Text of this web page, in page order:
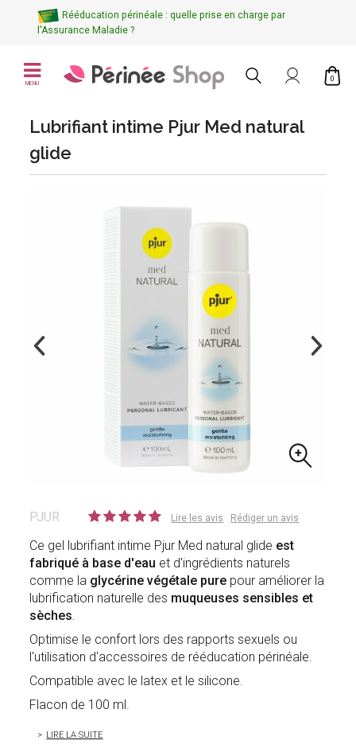
Rééducation périnéale : quelle prise en charge par
l'Assurance Maladie ?
MENU
0
Lubrifiant intime Pjur Med natural
glide
PJUR Lire les avis Rédiger un avis
Ce gel lubrifiant intime Pjur Med natural glide est
fabriqué à base d'eau et d'ingrédients naturels
comme la glycérine végétale pure pour améliorer la
lubrification naturelle des muqueuses sensibles et
sèches
Optimise le confort lors des rapports sexuels ou
l'utilisation d'accessoires de rééducation périnéale.
Compatible avec le latex et le silicone.
Flacon de 100 ml.
LIRE LA SUITE